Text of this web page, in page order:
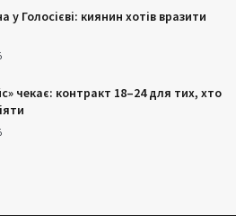
у Голосієві: киянин хотів вразити
чекає: контракт 18–24 для тих, хто